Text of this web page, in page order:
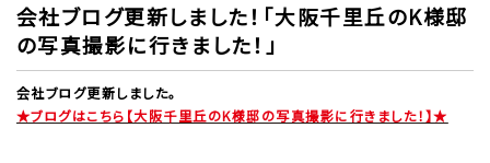
会社ブログ更新しました！「大阪千里丘のK様邸
の写真撮影に行きました！」
会社ブログ更新しました。
★ブログはこちら【大阪千里丘のK様邸の写真撮影に行きました！】★